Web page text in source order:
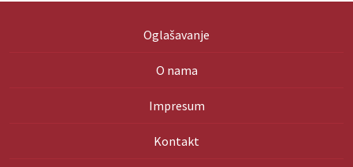
Oglašavanje
O nama
Impresum
Kontakt